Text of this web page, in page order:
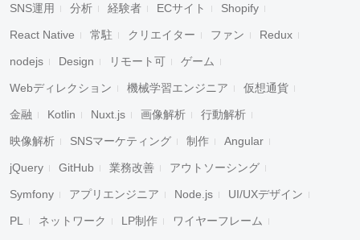
SNS運用 分析 経験者 ECサイト Shopify
React Native 常駐 クリエイター ファン Redux
nodejs Design リモート可 ゲーム
Webディレクション 機械学習エンジニア 仮想通貨
金融 Kotlin Nuxt.js 画像解析 行動解析
映像解析 SNSマーケティング 制作 Angular
jQuery GitHub 業務改善 アウトソーシング
Symfony アプリエンジニア Node.js UI/UXデザイン
PL ネットワーク LP制作 ワイヤーフレーム